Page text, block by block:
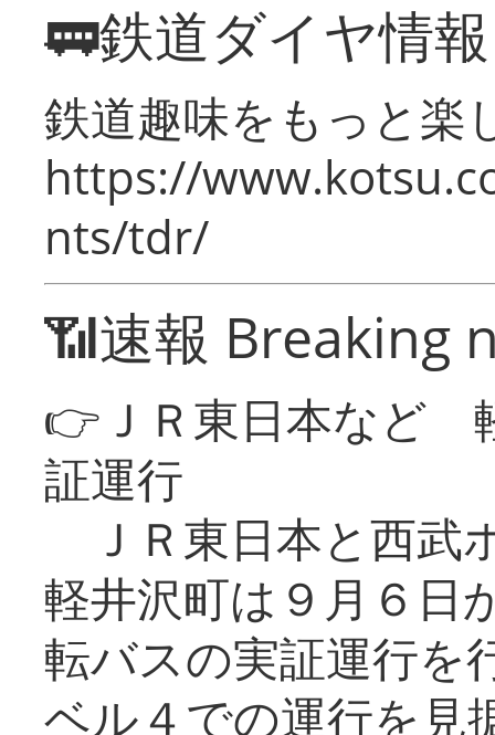
🚃鉄道ダイヤ情
鉄道趣味をもっと楽
https://
nts/tdr/
📶速報 Breaking
👉ＪＲ東日本など
証運行
ＪＲ東日本と西武
軽井沢町は９月６日
転バスの実証運行を
ベル４での運行を見